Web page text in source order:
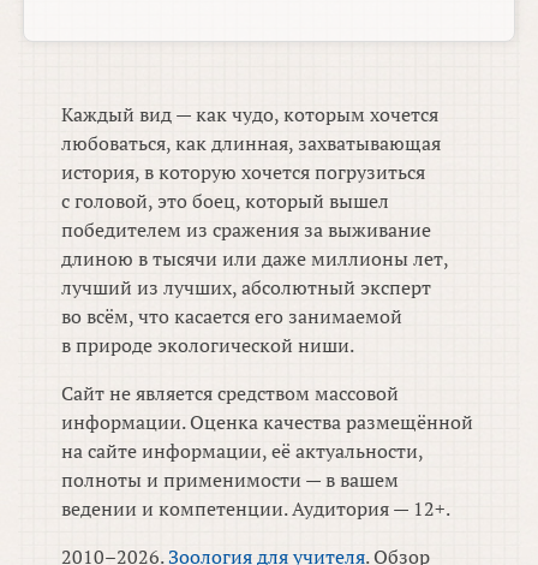
Каждый вид — как чудо, которым хочется
любоваться, как длинная, захватывающая
история, в которую хочется погрузиться
с головой, это боец, который вышел
победителем из сражения за выживание
длиною в тысячи или даже миллионы лет,
лучший из лучших, абсолютный эксперт
во всём, что касается его занимаемой
в природе экологической ниши.
Сайт не является средством массовой
информации. Оценка качества размещённой
на сайте информации, её актуальности,
полноты и применимости — в вашем
ведении и компетенции. Аудитория — 12+.
2010–2026.Зоология для учителя. Обзор